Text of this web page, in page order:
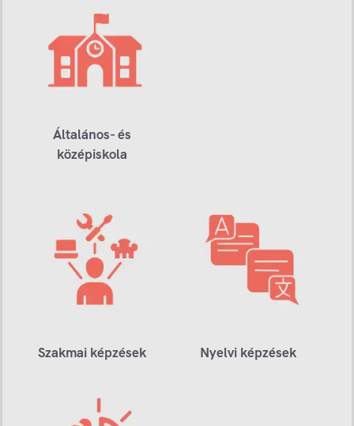
Általános- és
középiskola
Szakmai képzések Nyelvi képzések